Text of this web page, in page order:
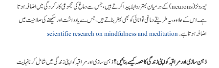
نیورونز (neurons) کے درمیان بہتر روابط پیدا کرتے ہیں، جس سے دماغ کی مجموعی کارکردگی میں اضافہ ہوتا
ہے۔ اس کے علاوہ، یہ طریقے دماغی توانائی کو بھی بہتر بناتے ہیں، جس سے یادداشت اور سیکھنے کی صلاحیت میں
اضافہ ہوتا ہے۔scientific research on mindfulness and meditation
ذہن سازی اور مراقبہ کو اپنی زندگی کا حصہ کیسے بنائیں؟ذہن سازی اور مراقبہ کو اپنی زندگی میں شامل کرنا نہایت